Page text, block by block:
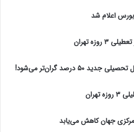
اعلام شد
تهران
درصد گران‌تر می‌شود!
جهان کاهش می‌یابد